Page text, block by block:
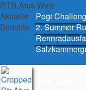
Skip
to
content
RTR Atus Weiz
Aktuelle
Berichte
Pogi
2. Summer